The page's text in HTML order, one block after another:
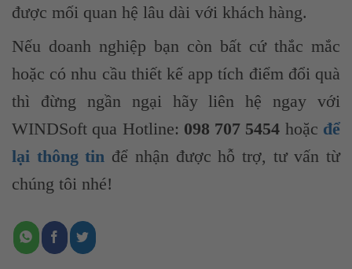
được mối quan hệ lâu dài với khách hàng.
Nếu doanh nghiệp bạn còn bất cứ thắc mắc
hoặc có nhu cầu thiết kế app tích điểm đổi quà
thì đừng ngần ngại hãy liên hệ ngay với
WINDSoft qua Hotline: 098 707 5454 hoặc để
lại thông tin để nhận được hỗ trợ, tư vấn từ
chúng tôi nhé!